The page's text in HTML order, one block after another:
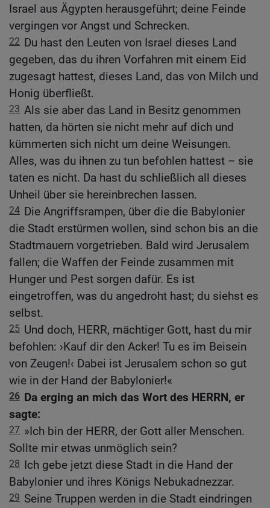
Israel aus Ägypten herausgeführt; deine Feinde
vergingen vor Angst und Schrecken.
22 Du hast den Leuten von Israel dieses Land
gegeben, das du ihren Vorfahren mit einem Eid
zugesagt hattest, dieses Land, das von Milch und
Honig überfließt.
23 Als sie aber das Land in Besitz genommen
hatten, da hörten sie nicht mehr auf dich und
kümmerten sich nicht um deine Weisungen.
Alles, was du ihnen zu tun befohlen hattest – sie
taten es nicht. Da hast du schließlich all dieses
Unheil über sie hereinbrechen lassen.
24 Die Angriffsrampen, über die die Babylonier
die Stadt erstürmen wollen, sind schon bis an die
Stadtmauern vorgetrieben. Bald wird Jerusalem
fallen; die Waffen der Feinde zusammen mit
Hunger und Pest sorgen dafür. Es ist
eingetroffen, was du angedroht hast; du siehst es
selbst.
25 Und doch, HERR, mächtiger Gott, hast du mir
befohlen: ›Kauf dir den Acker! Tu es im Beisein
von Zeugen!‹ Dabei ist Jerusalem schon so gut
wie in der Hand der Babylonier!«
26 Da erging an mich das Wort des HERRN, er
sagte:
27 »Ich bin der HERR, der Gott aller Menschen.
Sollte mir etwas unmöglich sein?
28 Ich gebe jetzt diese Stadt in die Hand der
Babylonier und ihres Königs Nebukadnezzar.
29 Seine Truppen werden in die Stadt eindringen